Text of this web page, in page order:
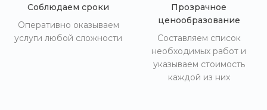
Соблюдаем сроки
Оперативно оказываем
услуги любой сложности
Прозрачное
ценообразование
Составляем список
необходимых работ и
указываем стоимость
каждой из них